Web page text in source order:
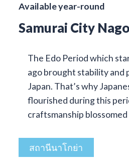
Available year-round
Samurai City
The Edo Period which
ago brought stability and
Japan. That’s why
flourished during this
craftsmanship
สถานีนาโกย่า